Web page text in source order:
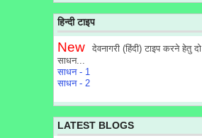
हिन्दी टाइप
New
देवनागरी (हिंदी) टाइप करने हेतु दो
साधन...
साधन - 1
साधन - 2
LATEST BLOGS